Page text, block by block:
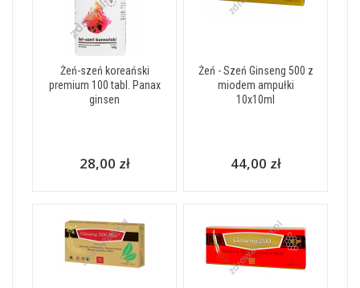
Żeń-szeń koreański
premium 100 tabl. Panax
ginsen
28,00 zł
Żeń - Szeń Ginseng 500 z
miodem ampułki
10x10ml
44,00 zł